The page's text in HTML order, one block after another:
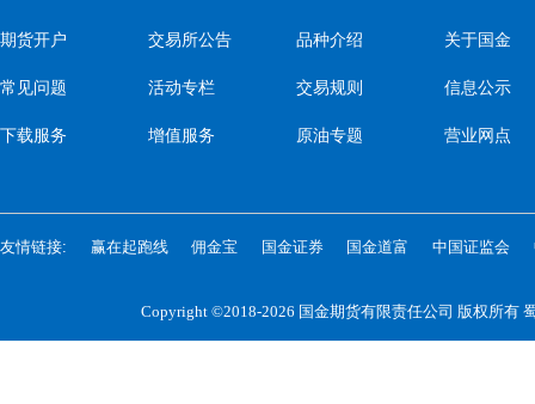
期货开户
常见问题
下载服务
交易所公告
活动专栏
增值服务
品种介绍
交易规则
原油专题
关于国金
信息公示
营业网点
友情链接: 赢在起跑线 佣金宝 国金证券 国金道富 中国证监会
Copyright ©2018-2026 国金期货有限责任公司 版权所有